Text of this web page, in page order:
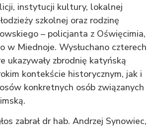
instytucji kultury, lokalnej
szkolnej oraz rodzinę
– policjanta z Oświęcimia,
w Miednoje. Wysłuchano czterech
ukazywały zbrodnię katyńską
kontekście historycznym, jak i
konkretnych osób związanych
zabrał dr hab. Andrzej Synowiec,